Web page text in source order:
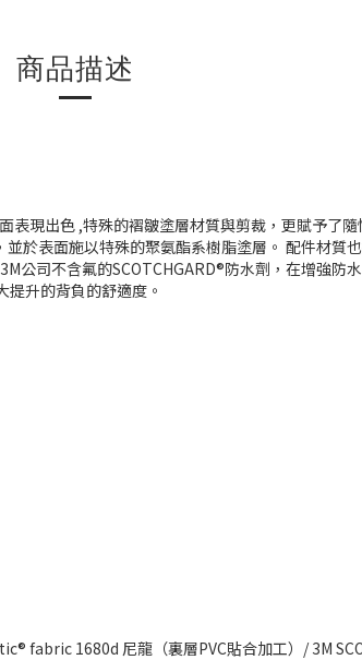
商品描述
現出色 ,特殊的褶皺塗層材質與剪裁，更賦予了
於表面施以特殊的聚氨酯系樹脂塗層。 配件材質
公司不含氟的SCOTCHGARD®防水劑，在增強防
升的背負的舒適度。
fabric 1680d 尼龍（裏層PVC貼合加工）/ 3M